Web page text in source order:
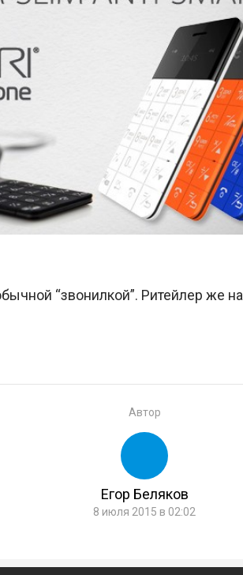
“звонилкой”. Ритейлер же
Автор
Егор Беляков
8 июля 2015 в 02:02